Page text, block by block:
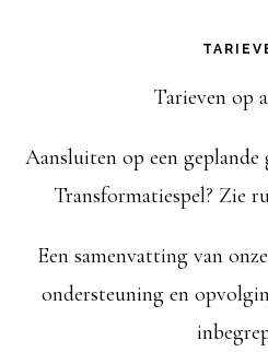
Tarieven op
Aansluiten op een geplande
Transformatiespel? Zie
Een samenvatting van
ondersteuning en